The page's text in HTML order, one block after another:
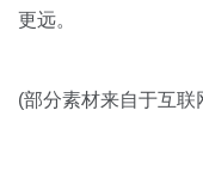
更远。
(部分素材来自于互